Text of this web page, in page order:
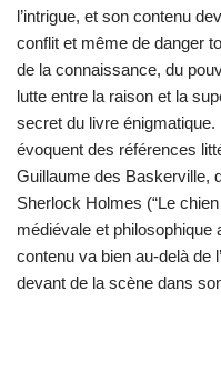
l’intrigue, et son contenu
conflit et même de danger
de la connaissance, du
lutte entre la raison et la
secret du livre
évoquent des références
Guillaume des Baskerville,
Sherlock Holmes (“Le
médiévale et
contenu va bien au-delà de
devant de la scène dans